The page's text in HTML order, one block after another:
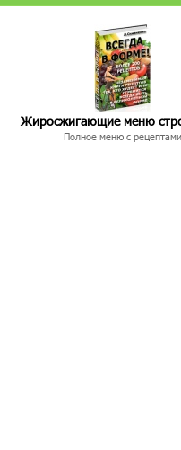
Жиросжигающие меню
Полное меню с рецептами